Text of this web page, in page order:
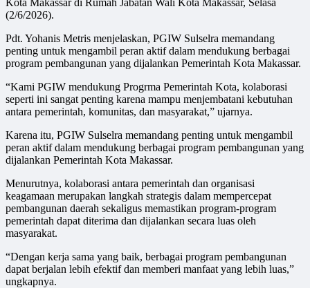
Kota Makassar di Rumah Jabatan Wali Kota Makassar, Selasa
(2/6/2026).
Pdt. Yohanis Metris menjelaskan, PGIW Sulselra memandang
penting untuk mengambil peran aktif dalam mendukung berbagai
program pembangunan yang dijalankan Pemerintah Kota Makassar.
“Kami PGIW mendukung Progrma Pemerintah Kota, kolaborasi
seperti ini sangat penting karena mampu menjembatani kebutuhan
antara pemerintah, komunitas, dan masyarakat,” ujarnya.
Karena itu, PGIW Sulselra memandang penting untuk mengambil
peran aktif dalam mendukung berbagai program pembangunan yang
dijalankan Pemerintah Kota Makassar.
Menurutnya, kolaborasi antara pemerintah dan organisasi
keagamaan merupakan langkah strategis dalam mempercepat
pembangunan daerah sekaligus memastikan program-program
pemerintah dapat diterima dan dijalankan secara luas oleh
masyarakat.
“Dengan kerja sama yang baik, berbagai program pembangunan
dapat berjalan lebih efektif dan memberi manfaat yang lebih luas,”
ungkapnya.